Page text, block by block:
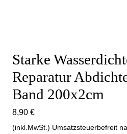
Starke
Reparatur
Band 200x2cm
8,90 €
(inkl.MwSt.) Umsatzsteuerbefreit